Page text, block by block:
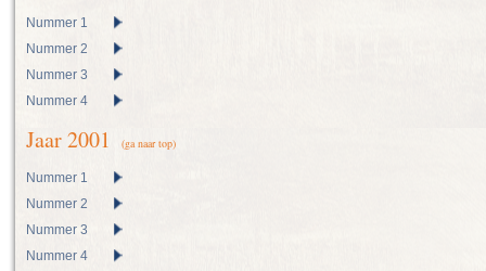
Nummer 1
Nummer 2
Nummer 3
Nummer 4
Jaar 2001 (ga naar top)
Nummer 1
Nummer 2
Nummer 3
Nummer 4